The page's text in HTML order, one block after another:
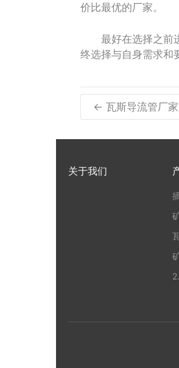
价比最优的厂家。
最好在选择之前进
终选择与自身需求和
← 瓦斯导流管厂
关于我们